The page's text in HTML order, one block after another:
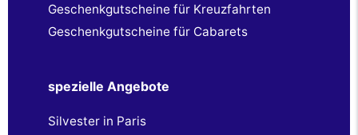
Geschenkgutscheine für Kreuzfahrten
Geschenkgutscheine für Cabarets
spezielle Angebote
Silvester in Paris